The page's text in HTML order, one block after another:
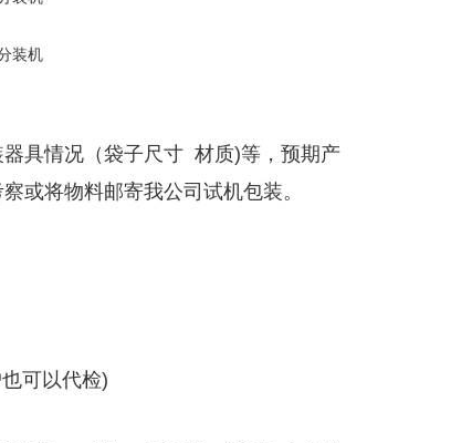
具情况（袋子尺寸 材质)等，预期产
或将物料邮寄我公司试机包装。
可以代检)